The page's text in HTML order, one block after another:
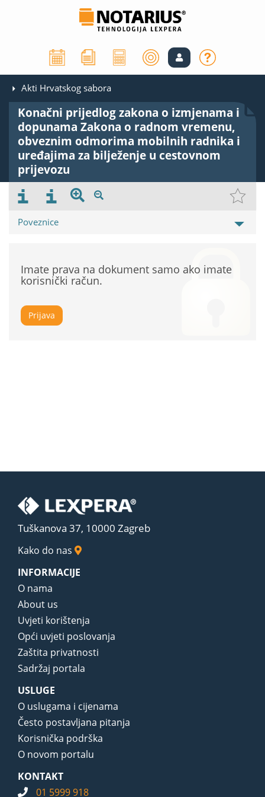
Akti Hrvatskog sabora
Konačni prijedlog zakona o izmjenama i
dopunama Zakona o radnom vremenu,
obveznim odmorima mobilnih radnika i
uređajima za bilježenje u cestovnom
prijevozu
Poveznice
Imate prava na dokument samo ako imate
korisnički račun.
Prijava
Tuškanova 37, 10000 Zagreb
Kako do nas
INFORMACIJE
O nama
About us
Uvjeti korištenja
Opći uvjeti poslovanja
Zaštita privatnosti
Sadržaj portala
USLUGE
O uslugama i cijenama
Često postavljana pitanja
Korisnička podrška
O novom portalu
KONTAKT
01 5999 918